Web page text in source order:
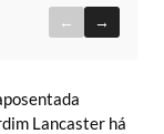
← →
Lancaster há